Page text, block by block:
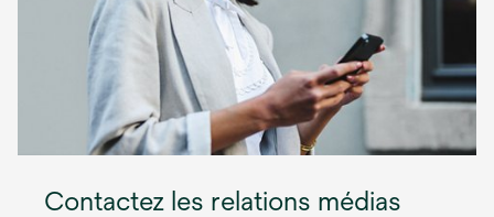
Contactez les relations médias